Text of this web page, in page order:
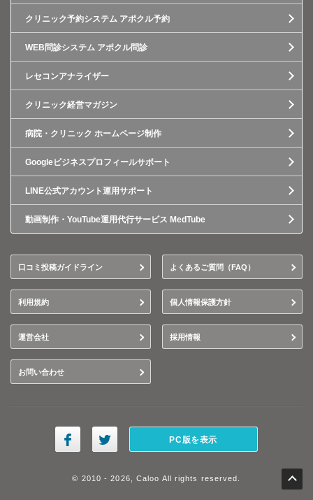
クリニック予約システム アポクル予約
WEB問診システム アポクル問診
レセコンアナライザー
クリニック経営マガジン
病院・クリニック ホームページ制作
Googleビジネスプロフィールサポート
LINE公式アカウント運用サポート
動画制作・YouTube運用代行サービス MedTube
口コミ投稿ガイドライン よくあるご質問（FAQ）
利用規約 個人情報保護方針
運営会社 採用情報
お問い合わせ
PC版を表示
© 2010 - 2026, Caloo All rights reserved.